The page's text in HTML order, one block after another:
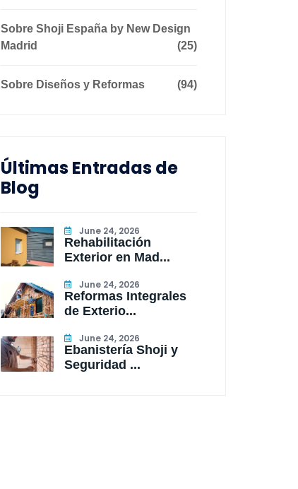
Sobre Shoji España by New Design
Madrid
(25)
Sobre Diseños y Reformas (94)
Últimas Entradas de
Blog
June 24, 2026
Rehabilitación
Exterior en Mad...
June 24, 2026
Reformas Integrales
de Exterio...
June 24, 2026
Ebanistería Shoji y
Seguridad ...